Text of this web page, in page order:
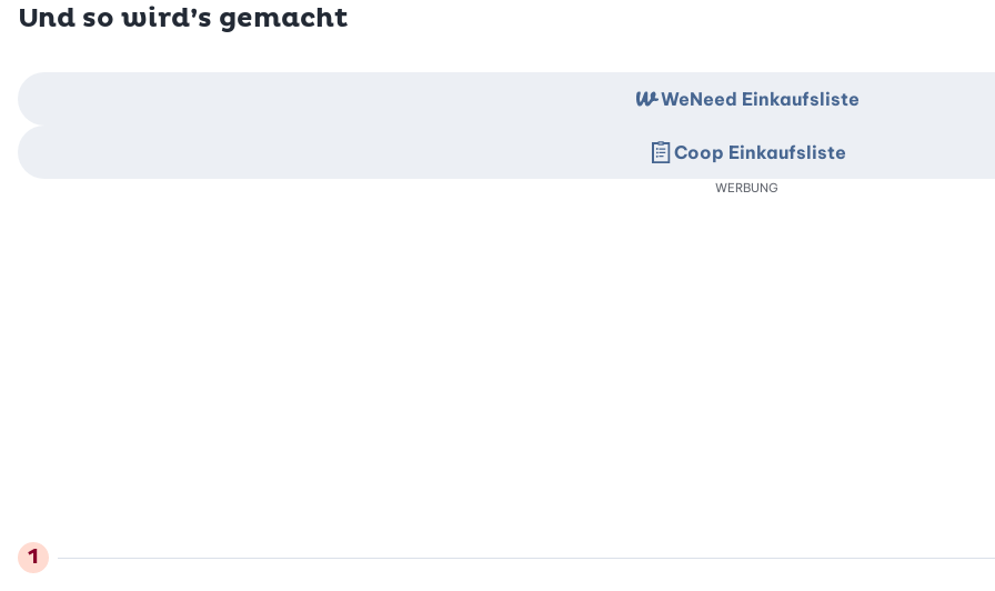
Und so wird’s gemacht
WeNeed Einkaufsliste
Coop Einkaufsliste
WERBUNG